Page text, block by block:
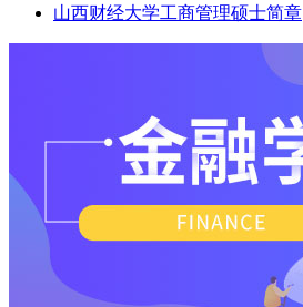
山西财经大学工商管理硕士简章